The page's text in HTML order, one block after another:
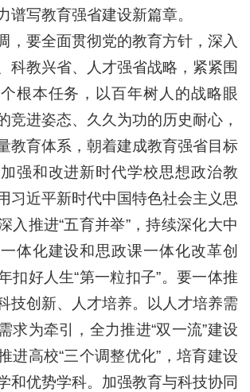
谱写教育强省建设新篇章。
，要全面贯彻党的教育方针，深入
科教兴省、人才强省战略，紧紧围
根本任务，以百年树人的战略眼
竞进姿态、久久为功的历史耐心，
教育体系，朝着建成教育强省目标
强和改进新时代学校思想政治教
习近平新时代中国特色社会主义思
入推进“五育并举”，持续深化大中
体化建设和思政课一体化改革创
扣好人生“第一粒扣子”。要一体推
技创新、人才培养。以人才培养需
求为牵引，全力推进“双一流”建设
进高校“三个调整优化”，培育建设
和优势学科。加强教育与科技协同